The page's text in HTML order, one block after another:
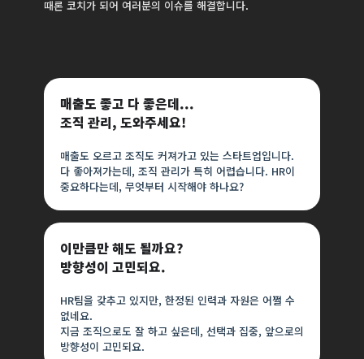
때론 코치가 되어 여러분의 이슈를 해결합니다.
매출도 좋고 다 좋은데...
조직 관리, 도와주세요!
매출도 오르고 조직도 커져가고 있는 스타트업입니다.
다 좋아져가는데, 조직 관리가 특히 어렵습니다. HR이
중요하다는데, 무엇부터 시작해야 하나요?
이만큼만 해도 될까요?
방향성이 고민되요.
HR팀을 갖추고 있지만, 한정된 인력과 자원은 어쩔 수
없네요.
지금 조직으로도 잘 하고 싶은데, 선택과 집중, 앞으로의
방향성이 고민되요.